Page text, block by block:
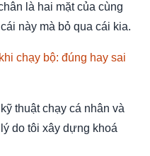
là hai mặt của cùng
này mà bỏ qua cái kia.
chạy bộ: đúng hay sai
thuật chạy cá nhân và
do tôi xây dựng khoá